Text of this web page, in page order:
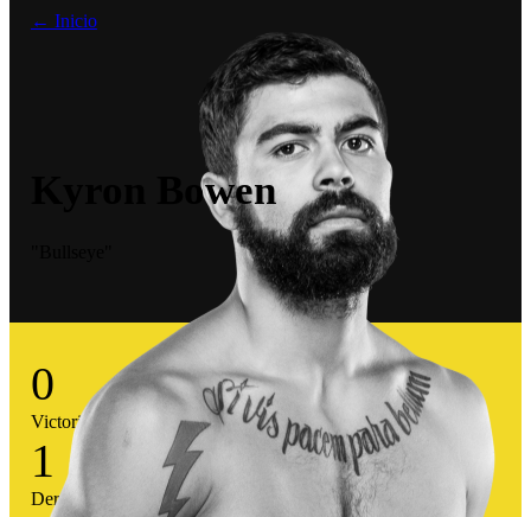
← Inicio
Kyron Bowen
0
Victorias
1
Derrotas